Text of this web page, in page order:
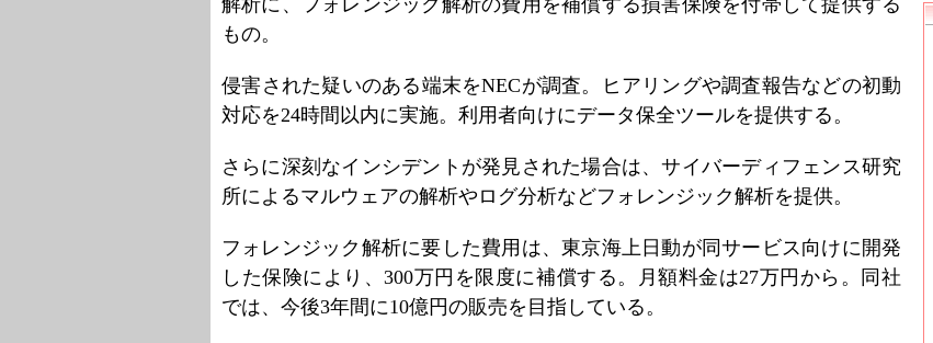
解析に、フォレンジック解析の費用を補償する損害保険を付帯して提供する
もの。
侵害された疑いのある端末をNECが調査。ヒアリングや調査報告などの初動
対応を24時間以内に実施。利用者向けにデータ保全ツールを提供する。
さらに深刻なインシデントが発見された場合は、サイバーディフェンス研究
所によるマルウェアの解析やログ分析などフォレンジック解析を提供。
フォレンジック解析に要した費用は、東京海上日動が同サービス向けに開発
した保険により、300万円を限度に補償する。月額料金は27万円から。同社
では、今後3年間に10億円の販売を目指している。